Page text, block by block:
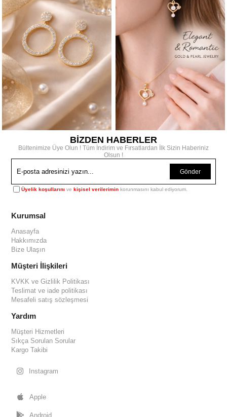
BİZDEN HABERLER
Bültenimize Üye Olun ! Tüm İndirim ve Fırsatlardan İlk Sizin Haberiniz
Olsun !
Gönder
Üyelik koşullarını vekişisel verilerimin korunmasını kabul ediyorum.
Kurumsal
Anasayfa
Hakkımızda
Bize Ulaşın
Müşteri İlişkileri
KVKK ve Gizlilik Politikası
Teslimat ve iade politikası
Mesafeli satış sözleşmesi
Yardım
Müşteri Hizmetleri
Sıkça Sorulan Sorular
Kargo Takibi
Instagram
Apple
Android